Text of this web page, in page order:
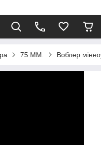
75 ММ. Воблер